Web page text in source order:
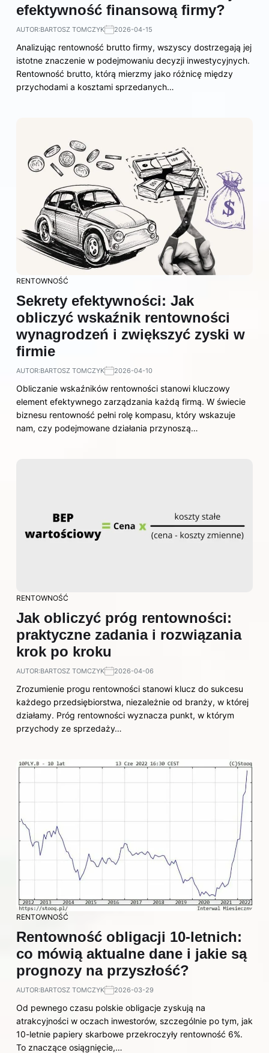
efektywność finansową firmy?
AUTOR:BARTOSZ TOMCZYK 2026-04-15
Analizując rentowność brutto firmy, wszyscy dostrzegają jej
istotne znaczenie w podejmowaniu decyzji inwestycyjnych.
Rentowność brutto, którą mierzmy jako różnicę między
przychodami a kosztami sprzedanych…
RENTOWNOŚĆ
Sekrety efektywności: Jak
obliczyć wskaźnik rentowności
wynagrodzeń i zwiększyć zyski w
firmie
AUTOR:BARTOSZ TOMCZYK 2026-04-10
Obliczanie wskaźników rentowności stanowi kluczowy
element efektywnego zarządzania każdą firmą. W świecie
biznesu rentowność pełni rolę kompasu, który wskazuje
nam, czy podejmowane działania przynoszą…
RENTOWNOŚĆ
Jak obliczyć próg rentowności:
praktyczne zadania i rozwiązania
krok po kroku
AUTOR:BARTOSZ TOMCZYK 2026-04-06
Zrozumienie progu rentowności stanowi klucz do sukcesu
każdego przedsiębiorstwa, niezależnie od branży, w której
działamy. Próg rentowności wyznacza punkt, w którym
przychody ze sprzedaży…
RENTOWNOŚĆ
Rentowność obligacji 10-letnich:
co mówią aktualne dane i jakie są
prognozy na przyszłość?
AUTOR:BARTOSZ TOMCZYK 2026-03-29
Od pewnego czasu polskie obligacje zyskują na
atrakcyjności w oczach inwestorów, szczególnie po tym, jak
10-letnie papiery skarbowe przekroczyły rentowność 6%.
To znaczące osiągnięcie,…